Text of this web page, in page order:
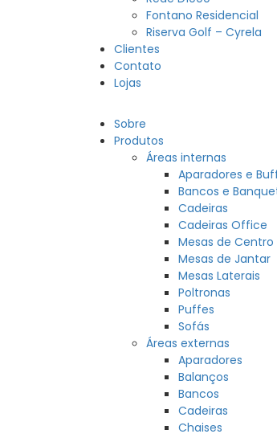
Fontano Residencial
Riserva Golf – Cyrela
Clientes
Contato
Lojas
Sobre
Produtos
Áreas internas
Aparadores e
Bancos e
Cadeiras
Cadeiras Office
Mesas de Centro
Mesas de Jantar
Mesas Laterais
Poltronas
Puffes
Sofás
Áreas externas
Aparadores
Balanços
Bancos
Cadeiras
Chaises